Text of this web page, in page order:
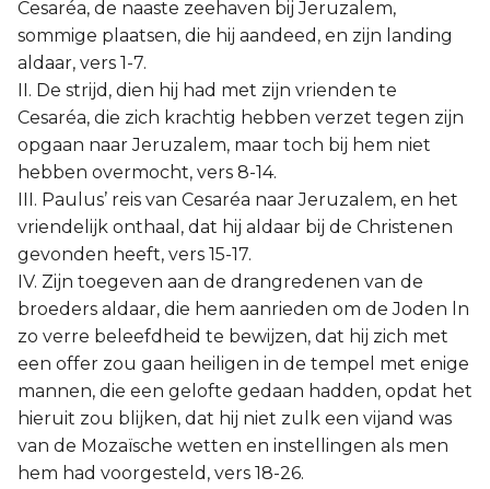
Cesaréa, de naaste zeehaven bij Jeruzalem,
sommige plaatsen, die hij aandeed, en zijn landing
aldaar, vers 1-7.
II. De strijd, dien hij had met zijn vrienden te
Cesaréa, die zich krachtig hebben verzet tegen zijn
opgaan naar Jeruzalem, maar toch bij hem niet
hebben overmocht, vers 8-14.
III. Paulus’ reis van Cesaréa naar Jeruzalem, en het
vriendelijk onthaal, dat hij aldaar bij de Christenen
gevonden heeft, vers 15-17.
IV. Zijn toegeven aan de drangredenen van de
broeders aldaar, die hem aanrieden om de Joden ln
zo verre beleefdheid te bewijzen, dat hij zich met
een offer zou gaan heiligen in de tempel met enige
mannen, die een gelofte gedaan hadden, opdat het
hieruit zou blijken, dat hij niet zulk een vijand was
van de Mozaïsche wetten en instellingen als men
hem had voorgesteld, vers 18-26.